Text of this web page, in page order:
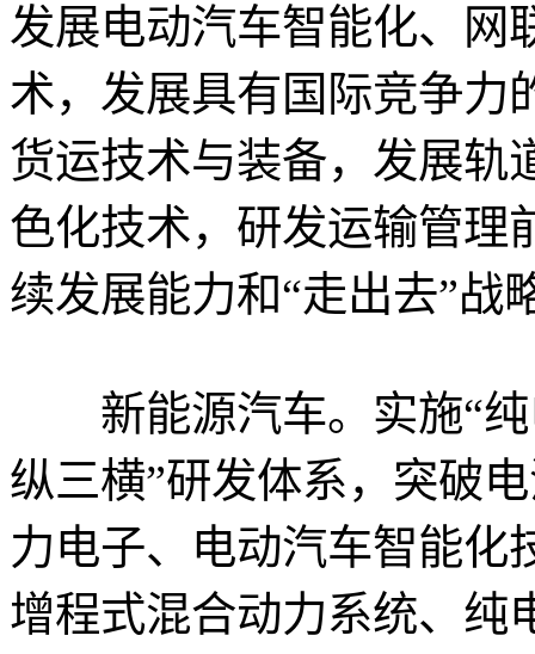
发展电动汽车智能化、网
术，发展具有国际竞争力
货运技术与装备，发展轨
色化技术，研发运输管理
续发展能力和“走出去”战
新能源汽车。实施“纯
纵三横”研发体系，突破
力电子、电动汽车智能化
增程式混合动力系统、纯